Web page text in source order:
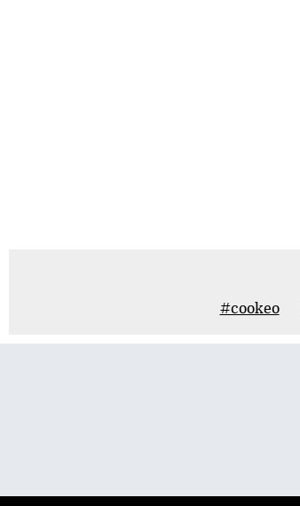
#cookeo